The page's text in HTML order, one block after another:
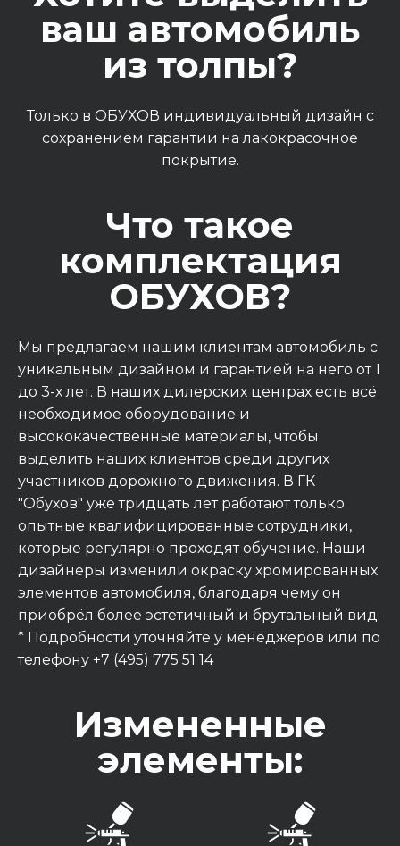
ПОЛУЧИТЬ ПРЕДЛОЖЕНИЕ
2026 / Чёрный / 2.0 GDI
Удвоенные выгоды
ПОЛУЧИТЬ ПРЕДЛОЖЕНИЕ
GAC GS8 II FL GX PREMIUM
Удвоенные выгоды
ваш автомобиль
из толпы?
Только в ОБУХОВ индивидуальный дизайн с
сохранением гарантии на лакокрасочное
покрытие.
Что такое
комплектация
ОБУХОВ?
Мы предлагаем нашим клиентам автомобиль с
уникальным дизайном и гарантией на него от 1
до 3-х лет. В наших дилерских центрах есть всё
необходимое оборудование и
высококачественные материалы, чтобы
выделить наших клиентов среди других
участников дорожного движения. В ГК
"Обухов" уже тридцать лет работают только
опытные квалифицированные сотрудники,
которые регулярно проходят обучение. Наши
дизайнеры изменили окраску хромированных
элементов автомобиля, благодаря чему он
приобрёл более эстетичный и брутальный вид.
* Подробности уточняйте у менеджеров или по
телефону +7 (495) 775 51 14
Измененные
элементы: